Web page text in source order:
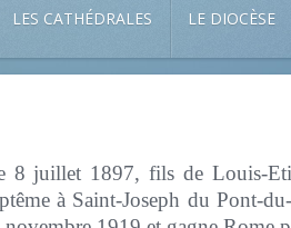
LES CATHÉDRALES LE DIOCÈSE
8 juillet 1897, fils de Louis-
à Saint-Joseph du Pont-